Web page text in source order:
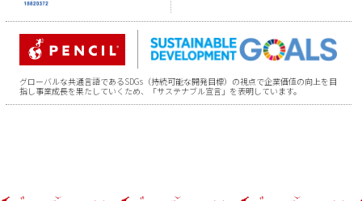
グローバルな共通言語であるSDGs（持続可能な開発目標）の視点で企業価値の向上を目
指し事業成長を果たしていくため、「サステナブル宣言」を表明しています。